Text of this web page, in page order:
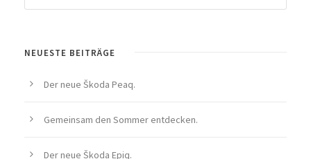
NEUESTE BEITRÄGE
Der neue Škoda Peaq.
Gemeinsam den Sommer entdecken.
Der neue Škoda Epiq.